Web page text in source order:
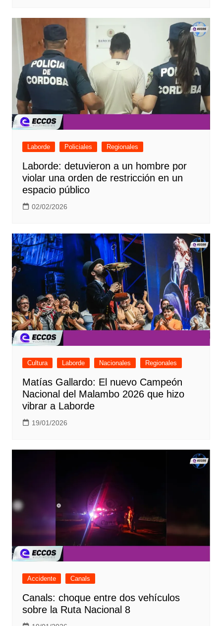
Laborde Policiales Regionales
Laborde: detuvieron a un hombre por
violar una orden de restricción en un
espacio público
02/02/2026
Cultura Laborde Nacionales Regionales
Matías Gallardo: El nuevo Campeón
Nacional del Malambo 2026 que hizo
vibrar a Laborde
19/01/2026
Accidente Canals
Canals: choque entre dos vehículos
sobre la Ruta Nacional 8